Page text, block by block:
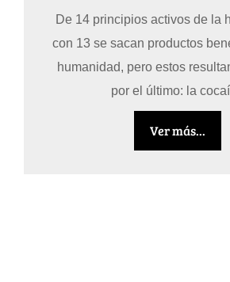
De 14 principios activos de la
con 13 se sacan productos
humanidad, pero estos
por el último: la
Ver más...